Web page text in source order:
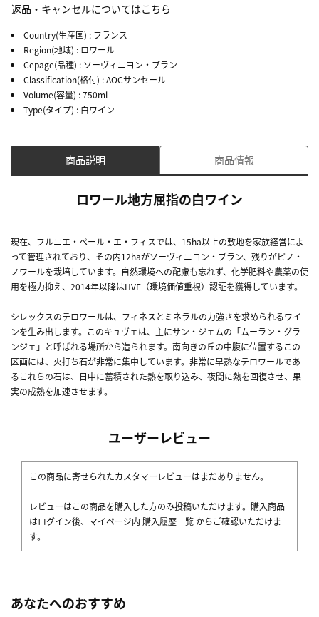
返品・キャンセルについてはこちら
Country(生産国) : フランス
Region(地域) : ロワール
Cepage(品種) : ソーヴィニヨン・ブラン
Classification(格付) : AOCサンセール
Volume(容量) : 750ml
Type(タイプ) : 白ワイン
商品説明 商品情報
ロワール地方屈指の白ワイン
現在、フルニエ・ペール・エ・フィスでは、15ha以上の敷地を家族経営によ
って管理されており、その内12haがソーヴィニヨン・ブラン、残りがピノ・
ノワールを栽培しています。自然環境への配慮も忘れず、化学肥料や農薬の使
用を極力抑え、2014年以降はHVE（環境価値重視）認証を獲得しています。
シレックスのテロワールは、フィネスとミネラルの力強さを求められるワイ
ンを生み出します。このキュヴェは、主にサン・ジェムの「ムーラン・グラ
ンジェ」と呼ばれる場所から造られます。南向きの丘の中腹に位置するこの
区画には、火打ち石が非常に集中しています。非常に早熟なテロワールであ
るこれらの石は、日中に蓄積された熱を取り込み、夜間に熱を回復させ、果
実の成熟を加速させます。
ユーザーレビュー
この商品に寄せられたカスタマーレビューはまだありません。
レビューはこの商品を購入した方のみ投稿いただけます。購入商品
はログイン後、マイページ内 購入履歴一覧 からご確認いただけま
す。
あなたへのおすすめ